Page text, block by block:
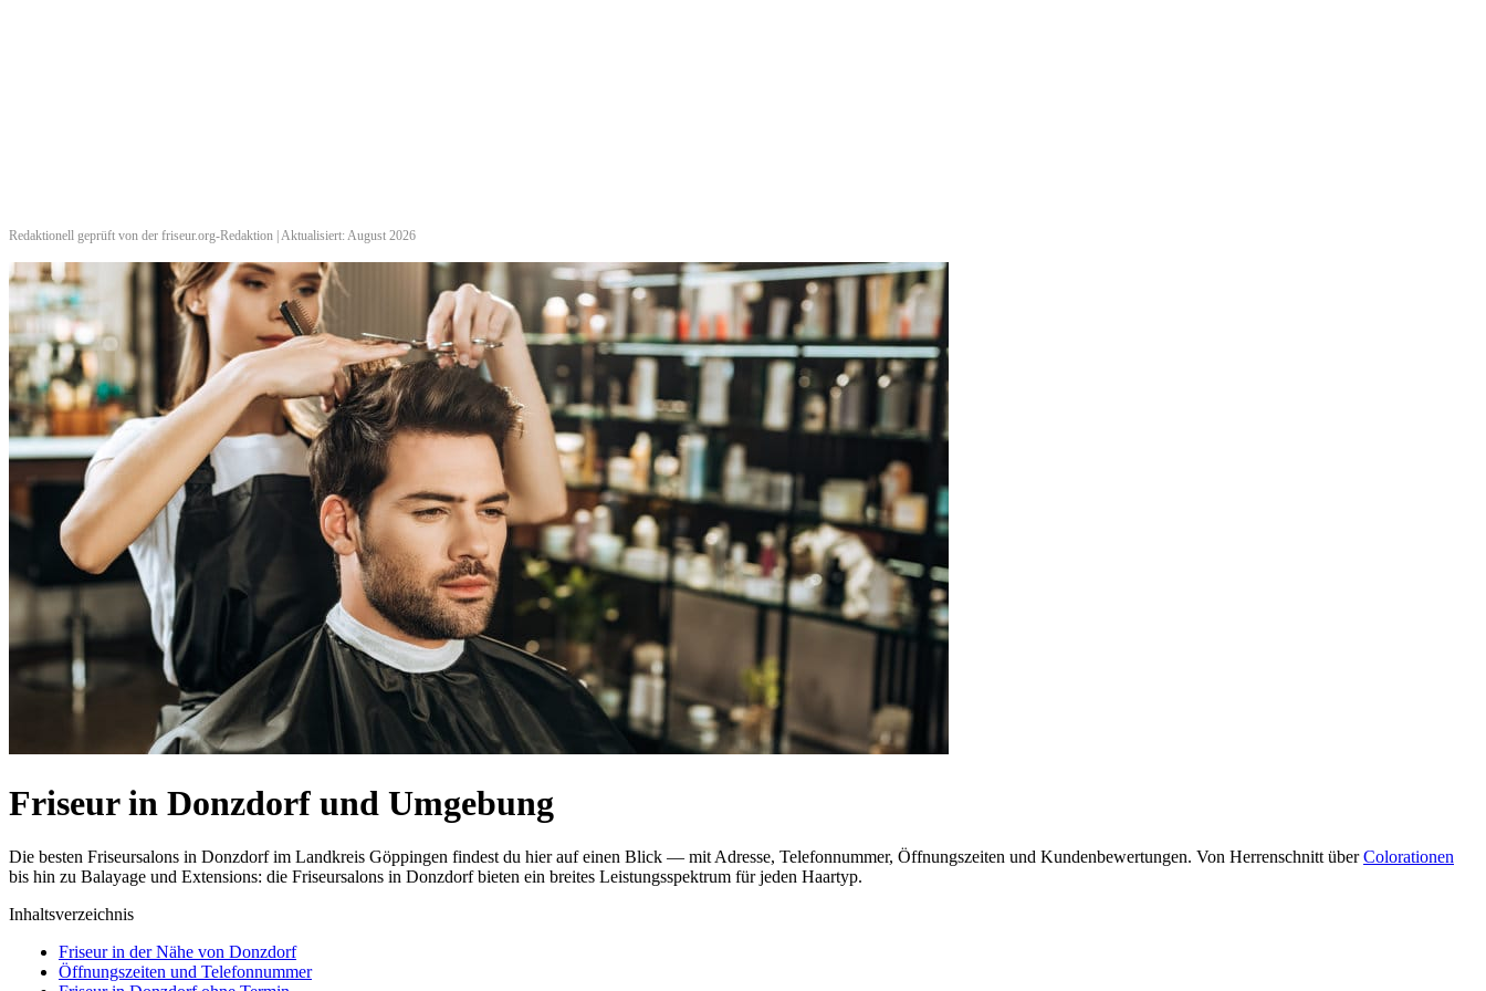
Redaktionell geprüft von der friseur.org-Redaktion | Aktualisiert: August 2026
Friseur in Donzdorf und Umgebung
Die besten Friseursalons in Donzdorf im Landkreis Göppingen findest du hier auf einen Blick — mit Adresse, Telefonnummer, Öffnungszeiten und Kundenbewertungen. Von Herrenschnitt überColorationen
bis hin zu Balayage und Extensions: die Friseursalons in Donzdorf bieten ein breites Leistungsspektrum für jeden Haartyp.
Inhaltsverzeichnis
Friseur in der Nähe von Donzdorf
Öffnungszeiten und Telefonnummer